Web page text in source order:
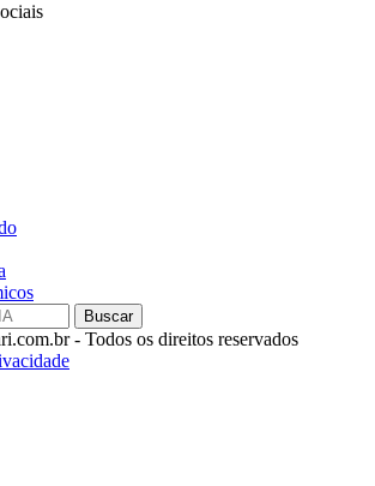
- Todos os direitos reservados